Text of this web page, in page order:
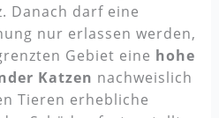
Danach darf eine
nur erlassen werden,
Gebiet eine hohe
Katzen nachweislich
Tieren erhebliche